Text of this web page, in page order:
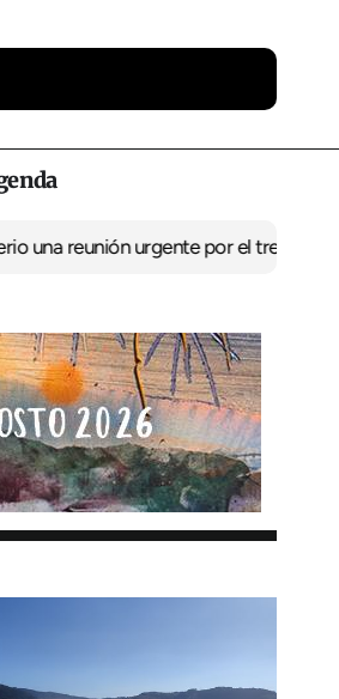
urgente por el trenEl BNG exige la